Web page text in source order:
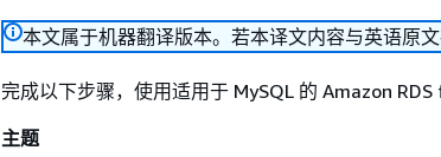
本文属于机器翻译版本。若本译文内容与英语原
完成以下步骤，使用适用于 MySQL 的 Amazon RDS
主题